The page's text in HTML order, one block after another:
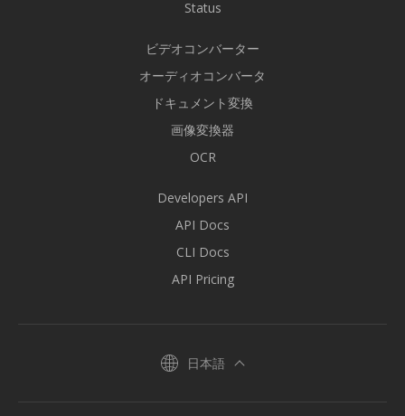
Status
ビデオコンバーター
オーディオコンバータ
ドキュメント変換
画像変換器
OCR
Developers API
API Docs
CLI Docs
API Pricing
日本語